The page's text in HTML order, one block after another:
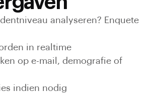
analyseren? Enquete
in realtime
op e-mail, demografie of
indien nodig